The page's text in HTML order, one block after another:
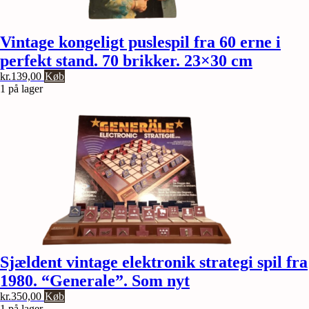
Vintage kongeligt puslespil fra 60 erne i
perfekt stand. 70 brikker. 23×30 cm
kr.139,00 Køb
1 på lager
Sjældent vintage elektronik strategi spil fra
1980. “Generale”. Som nyt
kr.350,00 Køb